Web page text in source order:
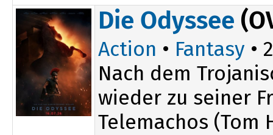
14:10
16:30
19:05
Die Odyssee
Action • Fantasy •
Nach dem
wieder zu seiner
Telemachos (Tom